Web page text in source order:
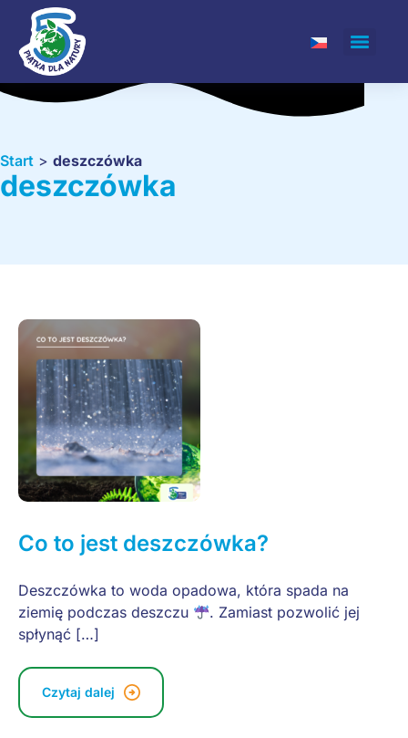
Start > deszczówka
deszczówka
Co to jest deszczówka?
Deszczówka to woda opadowa, która spada na
ziemię podczas deszczu
. Zamiast pozwolić jej
spłynąć […]
Czytaj dalej